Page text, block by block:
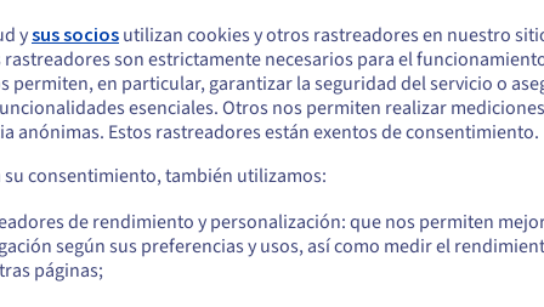
todas sus necesidades
sin coste adicional con su alojamiento web, OVHcloud
Email Pro, la solución perfecta para autónomos y
y Trusted Exchange, una solución de mensajería profesional a
d’OVHcloud
que está ubicado en Estados Unidos
hacer un pedido desde Estados Unidos, deberá buscar el sitio web
y crear una cuenta.
us.ovhcloud.com/
Inglés USD - $
ysus socios utilizan cookies y otros rastreadores en nuestro
rastreadores son estrictamente necesarios para el
permiten, en particular, garantizar la seguridad del servicio o
esenciales. Otros nos permiten realizar
anónimas. Estos rastreadores están exentos de consentimiento.
su consentimiento, también utilizamos:
de rendimiento y personalización: que nos permiten
según sus preferencias y usos, así como medir el
páginas;